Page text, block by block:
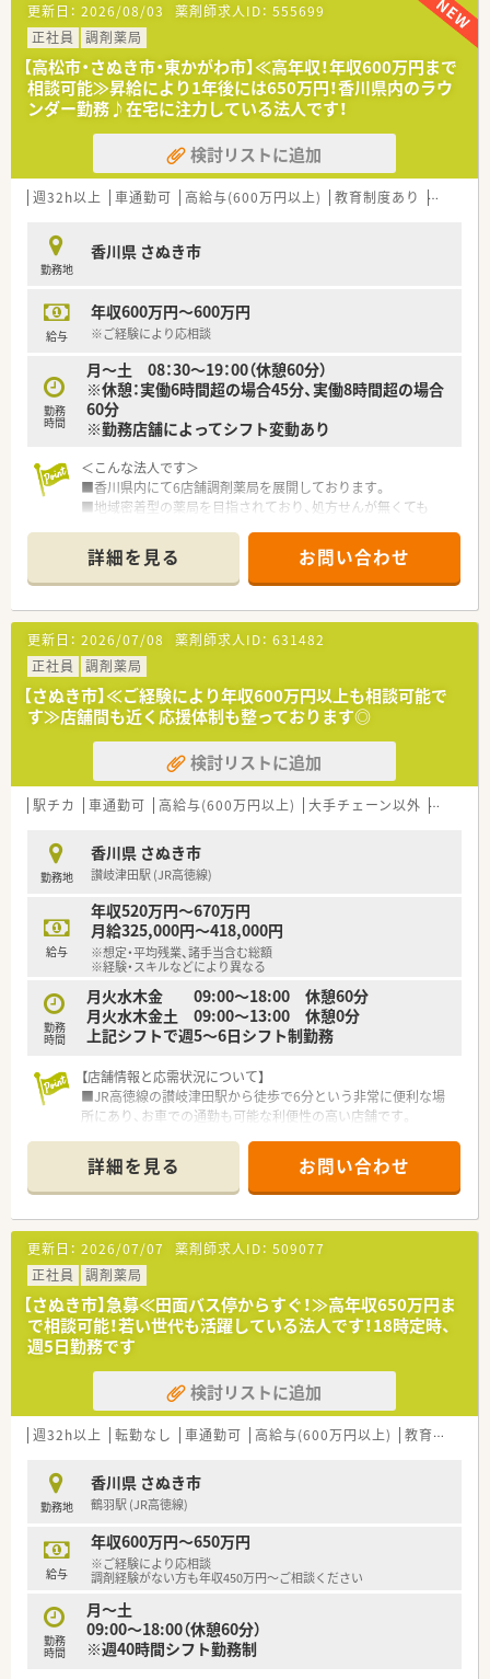
更新日： 2026/08/03 薬剤師求人ID： 555699
正社員
調剤薬局
【高松市・さぬき市・東かがわ市】≪高年収！年収600万円まで
相談可能≫昇給により1年後には650万円！香川県内のラウ
ンダー勤務♪在宅に注力している法人です！
検討リストに追加
週32h以上 車通勤可 高給与(600万円以上) 教育制度あり シフト制
勤務地
香川県 さぬき市
給与
年収600万円～600万円
※ご経験により応相談
勤務
時間
月～土 08：30～19：00（休憩60分）
※休憩：実働6時間超の場合45分、実働8時間超の場合
60分
※勤務店舗によってシフト変動あり
＜こんな法人です＞
■香川県内にて6店舗調剤薬局を展開しております。
■地域密着型の薬局を目指されており、処方せんが無くても
■平均年齢も若く、活発に意見を出しやすい環境です。
■近隣にも店舗があるため、応援体制も充実しています。
■若い世代も活躍しています。
＜設備について＞
■薬歴はカケハシのMusubiを導入されており、
電子化による業務効率化を図られています。
■その他、店舗によって必要な機材を導入しており、
薬剤師の皆さまの業務効率化に努めています。
＜業務内容＞
■高松市・さぬき市・東かがわ市に展開している店舗を
回って頂けるラウンダー勤務を募集しています。
各店舗から感謝される助っ人です！
■年収650万円まで相談可能な高年収求人です！
＜研修制度＞
■メーカー研修会や、現場でのOJTがございます。
＜こんな方にもオススメ＞
■在宅に積極的に携わりたい方
等々…
少しでも気になった方はお問い合わせくださいませ！
詳細を見る お問い合わせ
更新日： 2026/07/08 薬剤師求人ID： 631482
正社員
調剤薬局
【さぬき市】≪ご経験により年収600万円以上も相談可能で
す≫店舗間も近く応援体制も整っております◎
検討リストに追加
駅チカ 車通勤可 高給与(600万円以上) 大手チェーン以外 ~18時
勤務地
香川県 さぬき市
讃岐津田駅 (JR高徳線)
給与
年収520万円～670万円
月給325,000円～418,000円
※想定・平均残業、諸手当含む総額
※経験・スキルなどにより異なる
勤務
時間
月火水木金 09:00～18:00 休憩60分
月火水木金土 09:00～13:00 休憩0分
上記シフトで週5～6日シフト制勤務
【店舗情報と応需状況について】
■JR高徳線の讃岐津田駅から徒歩で6分という非常に便利な場
所にあり、お車での通勤も可能な利便性の高い店舗です。
に、1日あたり70枚から80枚程度を応需しています。
■スタッフ体制は薬剤師が常勤2名とパート1名の計3名となっ
ており、適切な人員配置により無理なく業務に励めます。
【募集背景と求める人物像について】
■地域医療の更なる充実を目指した増員募集であり、現在は良い
人材がいれば積極的に採用を行いたいという方針です。
■年齢層は20代から50代まで幅広く歓迎しており、60代の方で
あっても健康で意欲があれば相談可能な求人です。
■内科や循環器科の経験がある方はもちろん、地域に密着した薬
局で腰を据えて長く働きたい方を心よりお待ちしています。
【法人特徴について】
■香川県のさぬき市と東かがわ市に特化して9店舗を展開してお
り、長年にわたり地域の方々に親しまれている法人です。
め、各店舗が助け合える温かい社風が根付いています。
■店舗間の距離が非常に近く設定されていることから、急な欠員
時などにも柔軟に応援し合える体制が整っています。
【想定される業務内容】
■内科や循環器科の処方箋に基づいた調剤業務をメインに、迅速
かつ正確な監査や丁寧な服薬指導を担当していただきます。
■電子薬歴システムを導入しているため、過去の服用履歴をスム
ーズに確認しながら適切な薬学的管理を行うことが可能です。
■地域のかかりつけ薬局として患者様との対話を重視し、お薬に
詳細を見る お問い合わせ
更新日： 2026/07/07 薬剤師求人ID： 509077
正社員
調剤薬局
【さぬき市】急募≪田面バス停からすぐ！≫高年収650万円ま
で相談可能！若い世代も活躍している法人です！18時定時、
週5日勤務です
検討リストに追加
週32h以上 転勤なし 車通勤可 高給与(600万円以上) 教育制度あり
勤務地
香川県 さぬき市
鶴羽駅 (JR高徳線)
給与
年収600万円～650万円
※ご経験により応相談
調剤経験がない方も年収450万円～ご相談ください
勤務
時間
月～土
09:00～18:00（休憩60分）
※週40時間シフト勤務制